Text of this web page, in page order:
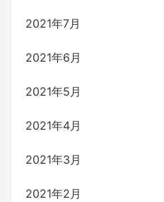
2021年7月
2021年6月
2021年5月
2021年4月
2021年3月
2021年2月